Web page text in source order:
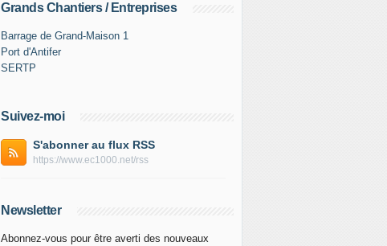
Grands Chantiers / Entreprises
Barrage de Grand-Maison 1
Port d'Antifer
SERTP
Suivez-moi
S'abonner au flux RSS
https://www.ec1000.net/rss
Newsletter
Abonnez-vous pour être averti des nouveaux